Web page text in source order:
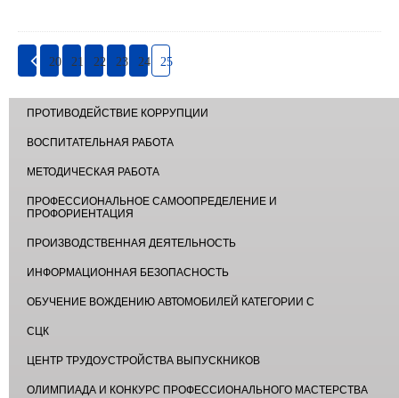
20 21 22 23 24 25
ПРОТИВОДЕЙСТВИЕ КОРРУПЦИИ
ВОСПИТАТЕЛЬНАЯ РАБОТА
МЕТОДИЧЕСКАЯ РАБОТА
ПРОФЕССИОНАЛЬНОЕ САМООПРЕДЕЛЕНИЕ И
ПРОФОРИЕНТАЦИЯ
ПРОИЗВОДСТВЕННАЯ ДЕЯТЕЛЬНОСТЬ
ИНФОРМАЦИОННАЯ БЕЗОПАСНОСТЬ
ОБУЧЕНИЕ ВОЖДЕНИЮ АВТОМОБИЛЕЙ КАТЕГОРИИ С
СЦК
ЦЕНТР ТРУДОУСТРОЙСТВА ВЫПУСКНИКОВ
ОЛИМПИАДА И КОНКУРС ПРОФЕССИОНАЛЬНОГО МАСТЕРСТВА